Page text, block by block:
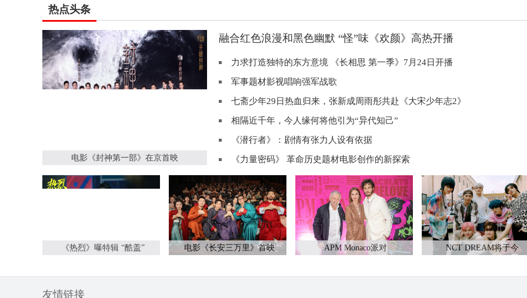
热点头条
电影《封神第一部》在京首映
融合红色浪漫和黑色幽默 “怪”味《欢颜》高热开播
力求打造独特的东方意境 《长相思 第一季》7月24日开播
军事题材影视唱响强军战歌
七斋少年29日热血归来，张新成周雨彤共赴《大宋少年志2》
相隔近千年，今人缘何将他引为“异代知己”
《潜行者》：剧情有张力人设有依据
《力量密码》 革命历史题材电影创作的新探索
《热烈》曝特辑 “酷盖” 电影《长安三万里》首映 APM Monaco派对 NCT DREAM将于今
友情链接